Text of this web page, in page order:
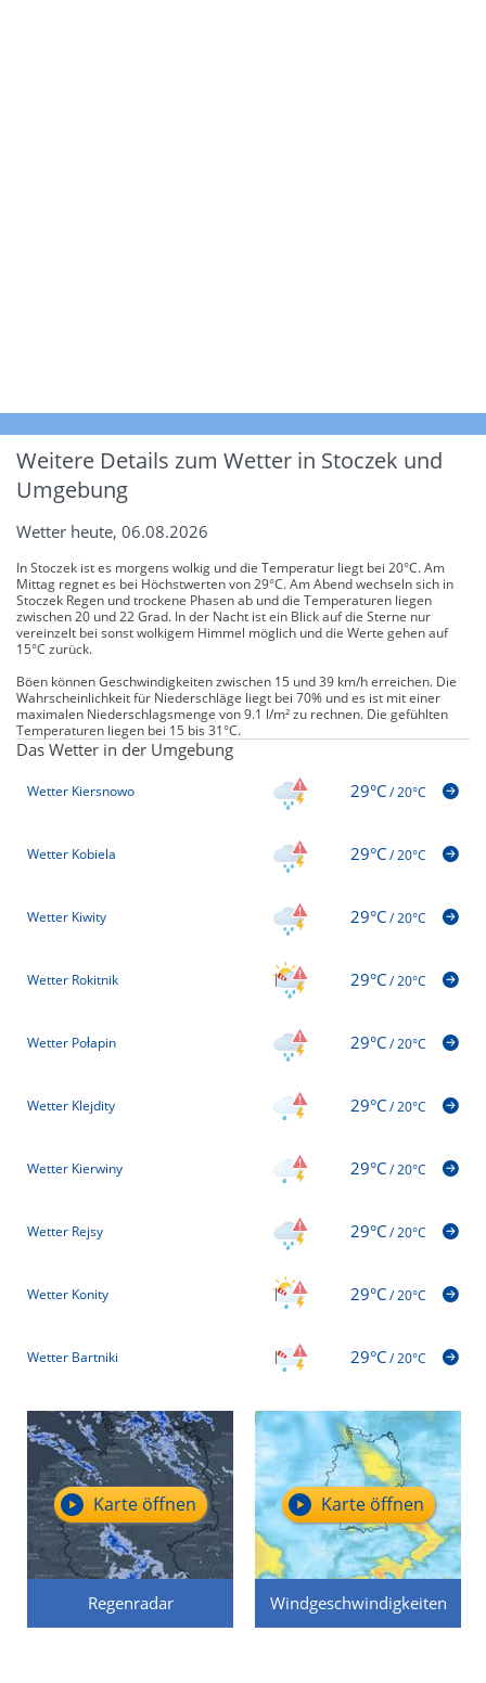
Weitere Details zum Wetter in Stoczek und
Umgebung
Wetter heute, 06.08.2026
In Stoczek ist es morgens wolkig und die Temperatur liegt bei 20°C. Am
Mittag regnet es bei Höchstwerten von 29°C. Am Abend wechseln sich in
Stoczek Regen und trockene Phasen ab und die Temperaturen liegen
zwischen 20 und 22 Grad. In der Nacht ist ein Blick auf die Sterne nur
vereinzelt bei sonst wolkigem Himmel möglich und die Werte gehen auf
15°C zurück.
Böen können Geschwindigkeiten zwischen 15 und 39 km/h erreichen. Die
Wahrscheinlichkeit für Niederschläge liegt bei 70% und es ist mit einer
maximalen Niederschlagsmenge von 9.1 l/m² zu rechnen. Die gefühlten
Temperaturen liegen bei 15 bis 31°C.
Das Wetter in der Umgebung
Wetter Kiersnowo 29°C/20°C
Wetter Kobiela 29°C/20°C
Wetter Kiwity 29°C/20°C
Wetter Rokitnik 29°C/20°C
Wetter Połapin 29°C/20°C
Wetter Klejdity 29°C/20°C
Wetter Kierwiny 29°C/20°C
Wetter Rejsy 29°C/20°C
Wetter Konity 29°C/20°C
Wetter Bartniki 29°C/20°C
Regenradar
Karte öffnen
Windgeschwindigkeiten
Karte öffnen